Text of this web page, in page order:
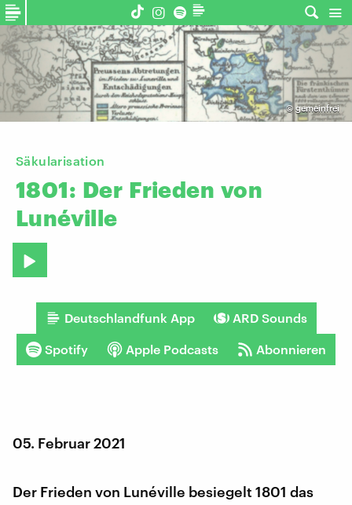
© gemeinfrei
Säkularisation
1801: Der Frieden von
Lunéville
Deutschlandfunk App ARD Sounds
Spotify Apple Podcasts Abonnieren
05. Februar 2021
Der Frieden von Lunéville besiegelt 1801 das